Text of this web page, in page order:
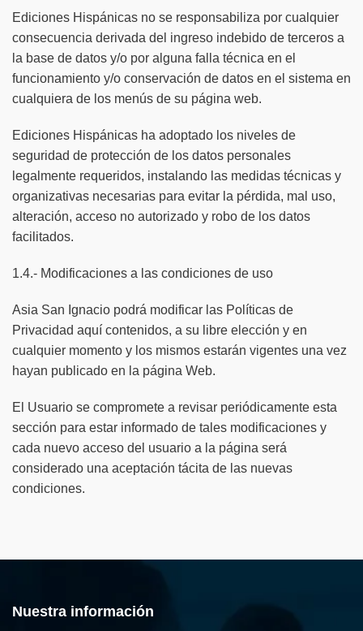
Ediciones Hispánicas no se responsabiliza por cualquier
consecuencia derivada del ingreso indebido de terceros a
la base de datos y/o por alguna falla técnica en el
funcionamiento y/o conservación de datos en el sistema en
cualquiera de los menús de su página web.
Ediciones Hispánicas ha adoptado los niveles de
seguridad de protección de los datos personales
legalmente requeridos, instalando las medidas técnicas y
organizativas necesarias para evitar la pérdida, mal uso,
alteración, acceso no autorizado y robo de los datos
facilitados.
1.4.- Modificaciones a las condiciones de uso
Asia San Ignacio podrá modificar las Políticas de
Privacidad aquí contenidos, a su libre elección y en
cualquier momento y los mismos estarán vigentes una vez
hayan publicado en la página Web.
El Usuario se compromete a revisar periódicamente esta
sección para estar informado de tales modificaciones y
cada nuevo acceso del usuario a la página será
considerado una aceptación tácita de las nuevas
condiciones.
Nuestra información